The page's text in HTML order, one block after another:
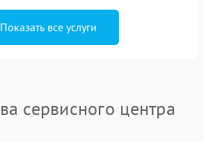
Показать все услуги
сервисного центра